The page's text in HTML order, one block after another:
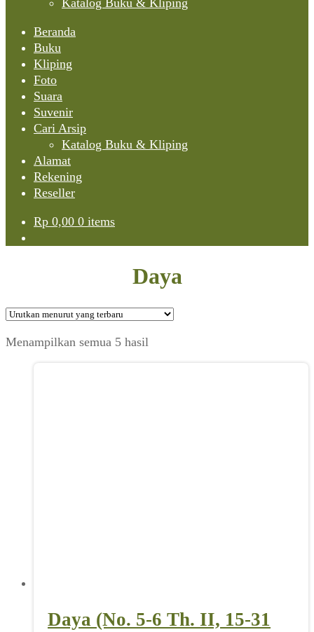
Katalog Buku & Kliping
Beranda
Buku
Kliping
Foto
Suara
Suvenir
Cari Arsip
Katalog Buku & Kliping
Alamat
Rekening
Reseller
Rp 0,00 0 items
Daya
Menampilkan semua 5 hasil
Daya (No. 5-6 Th. II, 15-31